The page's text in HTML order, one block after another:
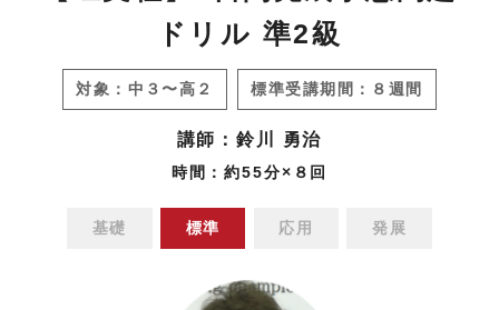
・共通テスト英語過去問演習
・共通テストレベル英語
・日東駒専英語
・ＭＡＲＣＨ英語
・京産大英語(会話文対策にオススメ)
・共通テスト数学ⅠＡ過去問演習
・共通テスト数学ⅡＢ過去問演習
・共通テストレベル数学１
・共通テストレベル数学２
・数学β講座(文理共通)
・数学β講座(理系)
・小論文対策講座(理系)
・面接･志望理由書対策講座
・短期完成中学古文
・《ベリトレ》最重要古文単語292 【和訳テス
・古文読解（教科書レベル）
・基礎古文Ⅰ（古典文法）
・共通テスト対策物理演習【熱力学編】
・共通テスト対策物理演習【波動編】
・共通テスト対策物理演習【電磁気編】
・共通テスト対策物理演習【原子物理編】
・共通テスト物理過去問演習
・共通テストレベル物理
・共通テスト日本史過去問演習
・共通テストレベル日本史
・日本史難関私大演習
・日本史難関私大演習（文化史）
・まるわかり入試世界史講義 （文化史編）
ドリル 準2級
対象：中３〜高２ 標準受講期間：８週間
講師：鈴川 勇治
時間：約55分×８回
基礎 標準 応用 発展